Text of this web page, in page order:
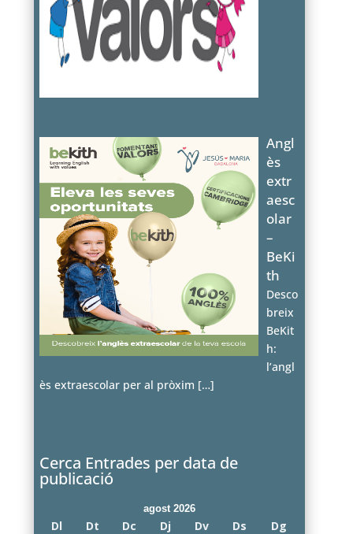
Angl
ès
extr
aesc
olar
–
BeKi
th
Desco
breix
BeKit
h:
l’angl
ès extraescolar per al pròxim […]
Cerca Entrades per data de
publicació
agost 2026
Dl Dt Dc Dj Dv Ds Dg